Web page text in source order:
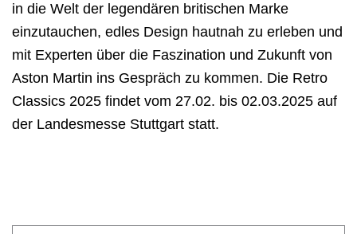
in die Welt der legendären britischen Marke
einzutauchen, edles Design hautnah zu erleben und
mit Experten über die Faszination und Zukunft von
Aston Martin ins Gespräch zu kommen. Die Retro
Classics 2025 findet vom 27.02. bis 02.03.2025 auf
der Landesmesse Stuttgart statt.